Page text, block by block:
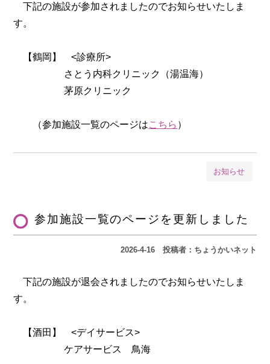
下記の施設が参加されましたのでお知らせいたしま
す。
【鶴岡】 <診療所>
さとう内科クリニック（湯温海）
茅原クリニック
（参加施設一覧のページはこちら ）
お知らせ
参加施設一覧のページを更新しました
2026-4-16投稿者：ちょうかいネット
下記の施設が退会されましたのでお知らせいたしま
す。
【酒田】 <デイサービス>
ケアサービス 鳥海